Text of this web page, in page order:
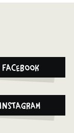
Facebook
Instagram